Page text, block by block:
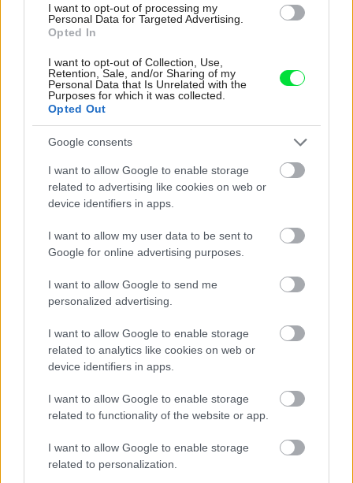
I want to opt-out of processing my
Personal Data for Targeted Advertising.
Opted In
I want to opt-out of Collection, Use,
Retention, Sale, and/or Sharing of my
Personal Data that Is Unrelated with the
Purposes for which it was collected.
Opted Out
Google consents
I want to allow Google to enable storage
related to advertising like cookies on web or
device identifiers in apps.
I want to allow my user data to be sent to
Google for online advertising purposes.
I want to allow Google to send me
personalized advertising.
I want to allow Google to enable storage
related to analytics like cookies on web or
device identifiers in apps.
I want to allow Google to enable storage
related to functionality of the website or app.
I want to allow Google to enable storage
related to personalization.
Najnovšie časopisy
Môj dom 07-08/2026
Mohlo by vás zaujímať